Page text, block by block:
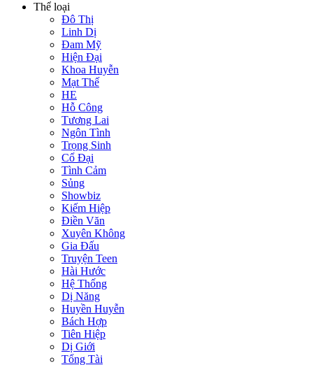
Thể loại
Đô Thị
Linh Dị
Đam Mỹ
Hiện Đại
Khoa Huyễn
Mạt Thế
HE
Hỗ Công
Tương Lai
Ngôn Tình
Trọng Sinh
Cổ Đại
Tình Cảm
Sủng
Showbiz
Kiếm Hiệp
Điền Văn
Xuyên Không
Gia Đấu
Truyện Teen
Hài Hước
Hệ Thống
Dị Năng
Huyền Huyễn
Bách Hợp
Tiên Hiệp
Dị Giới
Tổng Tài